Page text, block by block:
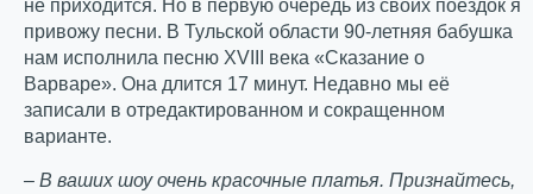
не приходится. Но в первую очередь из своих поездок я
привожу песни. В Тульской области 90-летняя бабушка
нам исполнила песню XVIII века «Сказание о
Варваре». Она длится 17 минут. Недавно мы её
записали в отредактированном и сокращенном
варианте.
– В ваших шоу очень красочные платья. Признайтесь,